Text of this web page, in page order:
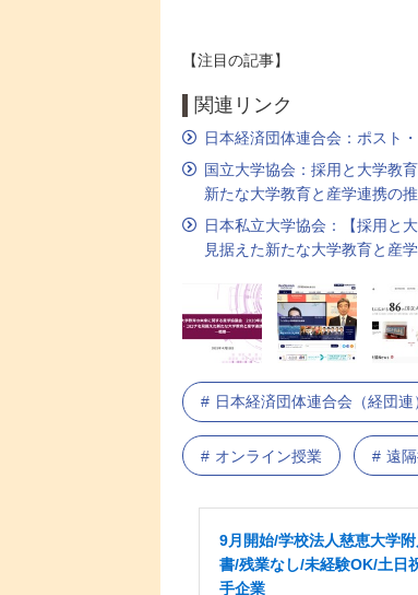
【注目の記事】
関連リンク
日本経済団体連合会：ポスト
国立大学協会：採用と大学教
新たな大学教育と産学連携の
日本私立大学協会：【採用と
見据えた新たな大学教育と産
日本経済団体連合会（経団連
オンライン授業 遠
9月開始/学校法人慈恵大学
書/残業なし/未経験OK/土日
手企業